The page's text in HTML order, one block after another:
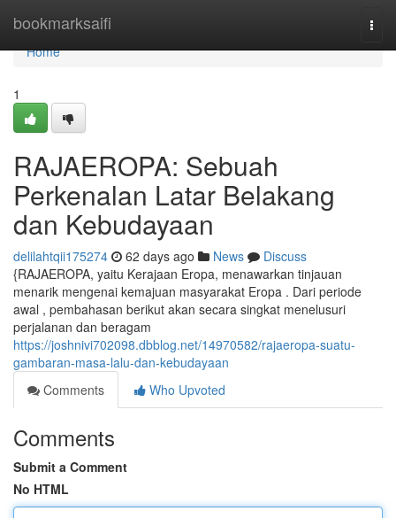
bookmarksaifi
Home
Home
1
RAJAEROPA: Sebuah
Perkenalan Latar Belakang
dan Kebudayaan
delilahtqii175274 62 days ago News
Discuss
{RAJAEROPA, yaitu Kerajaan Eropa, menawarkan tinjauan
menarik mengenai kemajuan masyarakat Eropa . Dari periode
awal , pembahasan berikut akan secara singkat menelusuri
perjalanan dan beragam
https://joshnivi702098.dbblog.net/14970582/rajaeropa-suatu-
gambaran-masa-lalu-dan-kebudayaan
Comments
Who Upvoted
Comments
Submit a Comment
No HTML